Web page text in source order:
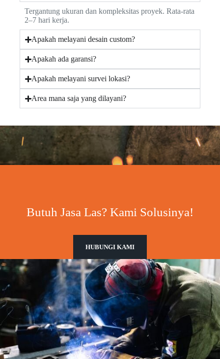
Tergantung ukuran dan kompleksitas proyek. Rata-rata
2–7 hari kerja.
Apakah melayani desain custom?
Apakah ada garansi?
Apakah melayani survei lokasi?
Area mana saja yang dilayani?
Butuh Jasa Las? Kami Solusinya!
HUBUNGI KAMI